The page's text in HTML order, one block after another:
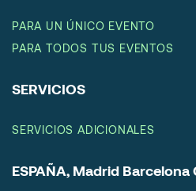
PARA UN ÚNICO EVENTO
PARA TODOS TUS EVENTOS
SERVICIOS
SERVICIOS ADICIONALES
ESPAÑA, Madrid Barcelona